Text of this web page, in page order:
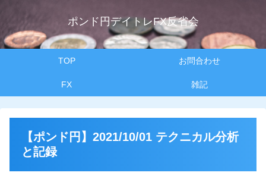
ポンド円デイトレFX反省会
TOP お問合わせ
FX 雑記
【ポンド円】2021/10/01 テクニカル分析
と記録